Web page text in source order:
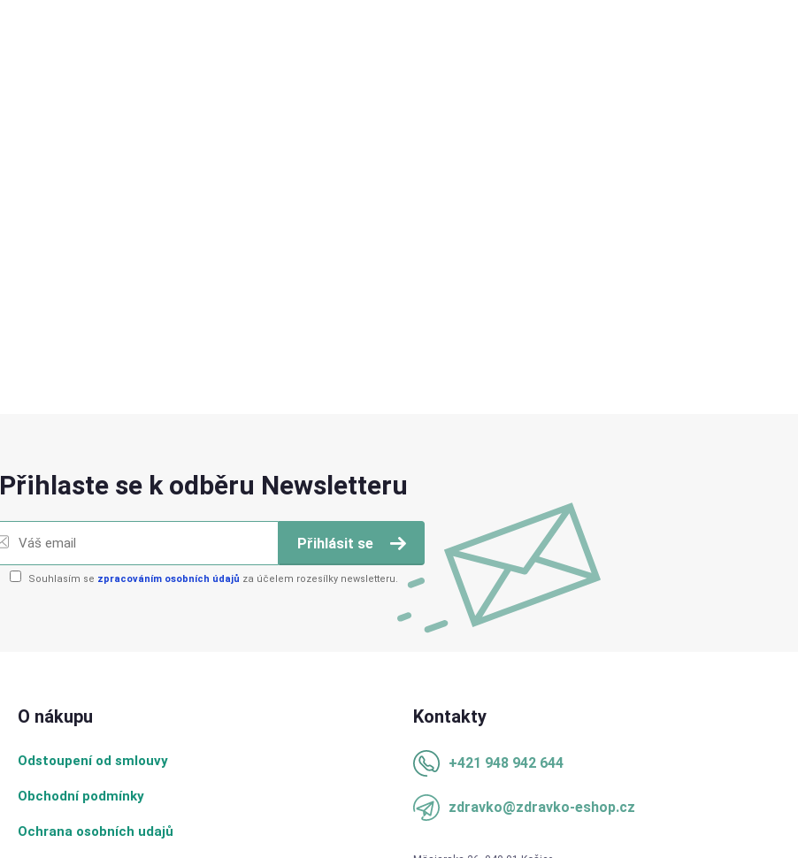
Přihlaste se k odběru Newsletteru
Přihlásit se
Souhlasím se zpracováním osobních údajů za účelem rozesílky newsletteru.
O nákupu
Odstoupení od smlouvy
Obchodní podmínky
Ochrana osobních udajů
Kontakty
+421 948 942 644
zdravko@zdravko-eshop.cz